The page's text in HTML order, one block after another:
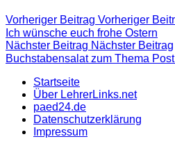
Vorheriger Beitrag Vorheriger
Ich wünsche euch frohe Ostern
Nächster Beitrag Nächster Beitrag
Buchstabensalat zum Thema
Startseite
Über LehrerLinks.net
paed24.de
Datenschutzerklärung
Impressum